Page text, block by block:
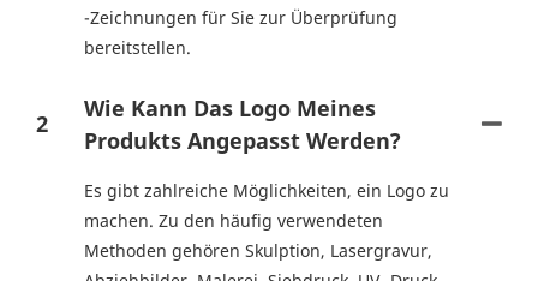
-Zeichnungen für Sie zur Überprüfung
bereitstellen.
2
Wie Kann Das Logo Meines
Produkts Angepasst Werden?
Es gibt zahlreiche Möglichkeiten, ein Logo zu
machen. Zu den häufig verwendeten
Methoden gehören Skulption, Lasergravur,